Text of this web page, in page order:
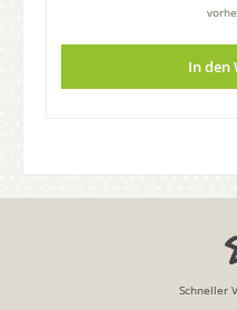
In den
Schneller